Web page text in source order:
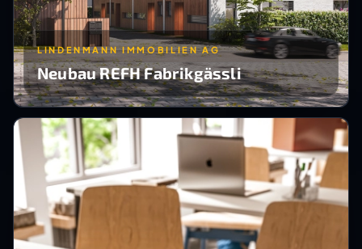
LINDENMANN IMMOBILIEN AG
Neubau REFH Fabrikgässli